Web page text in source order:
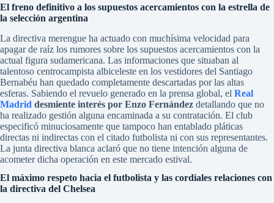
El freno definitivo a los supuestos acercamientos con la estrella de
la selección argentina
La directiva merengue ha actuado con muchísima velocidad para
apagar de raíz los rumores sobre los supuestos acercamientos con la
actual figura sudamericana. Las informaciones que situaban al
talentoso centrocampista albiceleste en los vestidores del Santiago
Bernabéu han quedado completamente descartadas por las altas
esferas. Sabiendo el revuelo generado en la prensa global, el Real
Madrid desmiente interés por Enzo Fernández detallando que no
ha realizado gestión alguna encaminada a su contratación. El club
especificó minuciosamente que tampoco han entablado pláticas
directas ni indirectas con el citado futbolista ni con sus representantes.
La junta directiva blanca aclaró que no tiene intención alguna de
acometer dicha operación en este mercado estival.
El máximo respeto hacia el futbolista y las cordiales relaciones con
la directiva del Chelsea